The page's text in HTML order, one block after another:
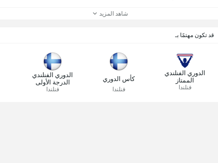
شاهد المزيد
قد تكون مهتمًا بـ
الدوري الفنلندي
الممتاز
فنلندا
كأس الدوري
فنلندا
الدوري الفنلندي
الدرجة الأولى
فنلندا